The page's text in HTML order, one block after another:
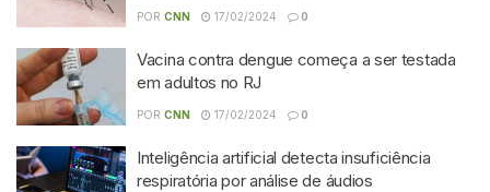
POR CNN 17/02/2024 0
Vacina contra dengue começa a ser testada
em adultos no RJ
POR CNN 17/02/2024 0
Inteligência artificial detecta insuficiência
respiratória por análise de áudios